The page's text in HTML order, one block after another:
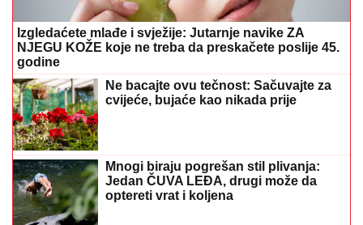
Izgledaćete mlađe i svježije: Jutarnje navike ZA
NJEGU KOŽE koje ne treba da preskačete poslije 45.
godine
Ne bacajte ovu tečnost: Sačuvajte za
cvijeće, bujaće kao nikada prije
Mnogi biraju pogrešan stil plivanja:
Jedan ČUVA LEĐA, drugi može da
optereti vrat i koljena